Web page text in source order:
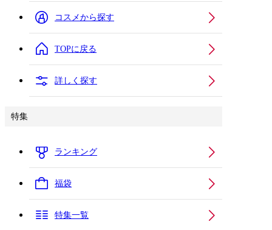
コスメから探す
TOPに戻る
詳しく探す
特集
ランキング
福袋
特集一覧